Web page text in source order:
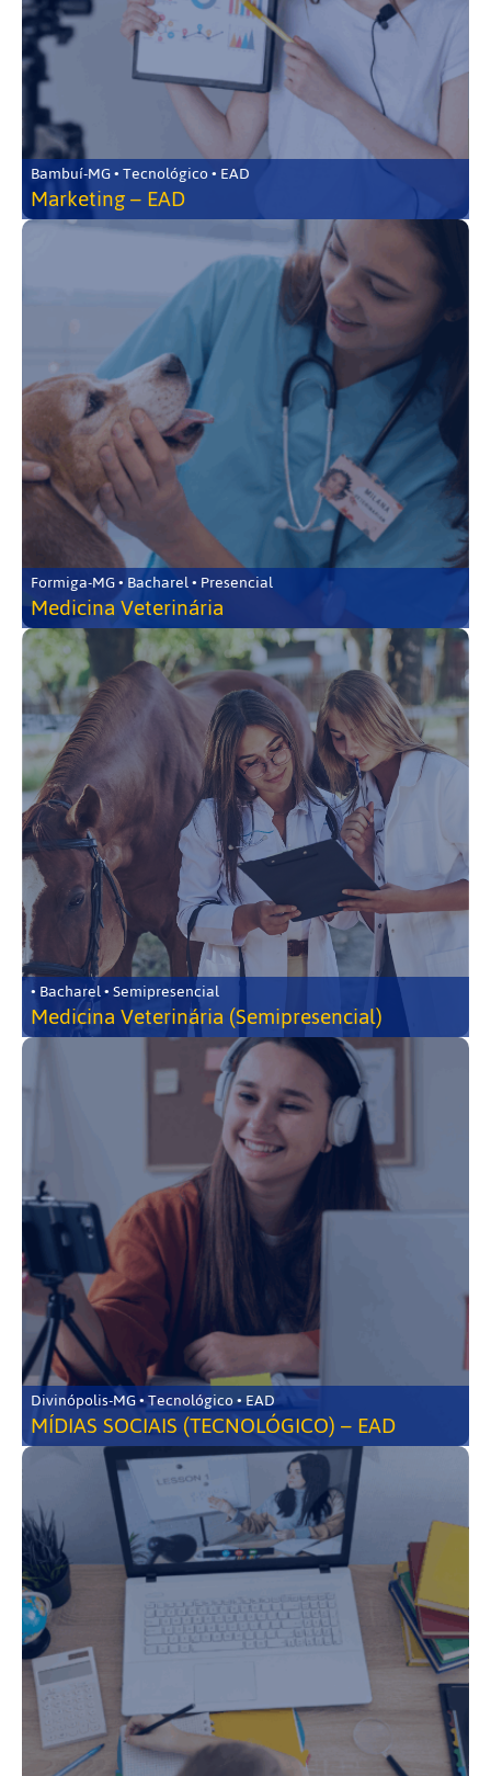
Bambuí-MG • Tecnológico • EAD
Marketing – EAD
Formiga-MG • Bacharel • Presencial
Medicina Veterinária
• Bacharel • Semipresencial
Medicina Veterinária (Semipresencial)
Divinópolis-MG • Tecnológico • EAD
MÍDIAS SOCIAIS (TECNOLÓGICO) – EAD